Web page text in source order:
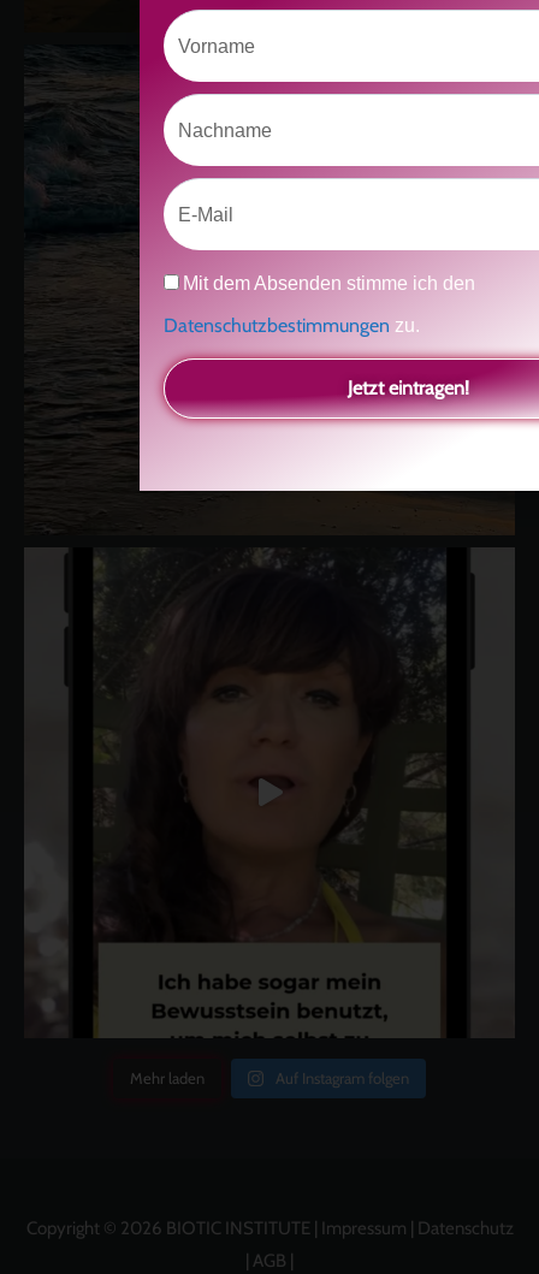
Mehr laden Auf Instagram folgen
Copyright © 2026 BIOTIC INSTITUTE | Impressum
Datenschutz
AGB
Vorname
Nachname
Email
Datenschutz
Mit dem Absenden stimme ich den
Datenschutzbestimmungen zu.
Jetzt eintragen!